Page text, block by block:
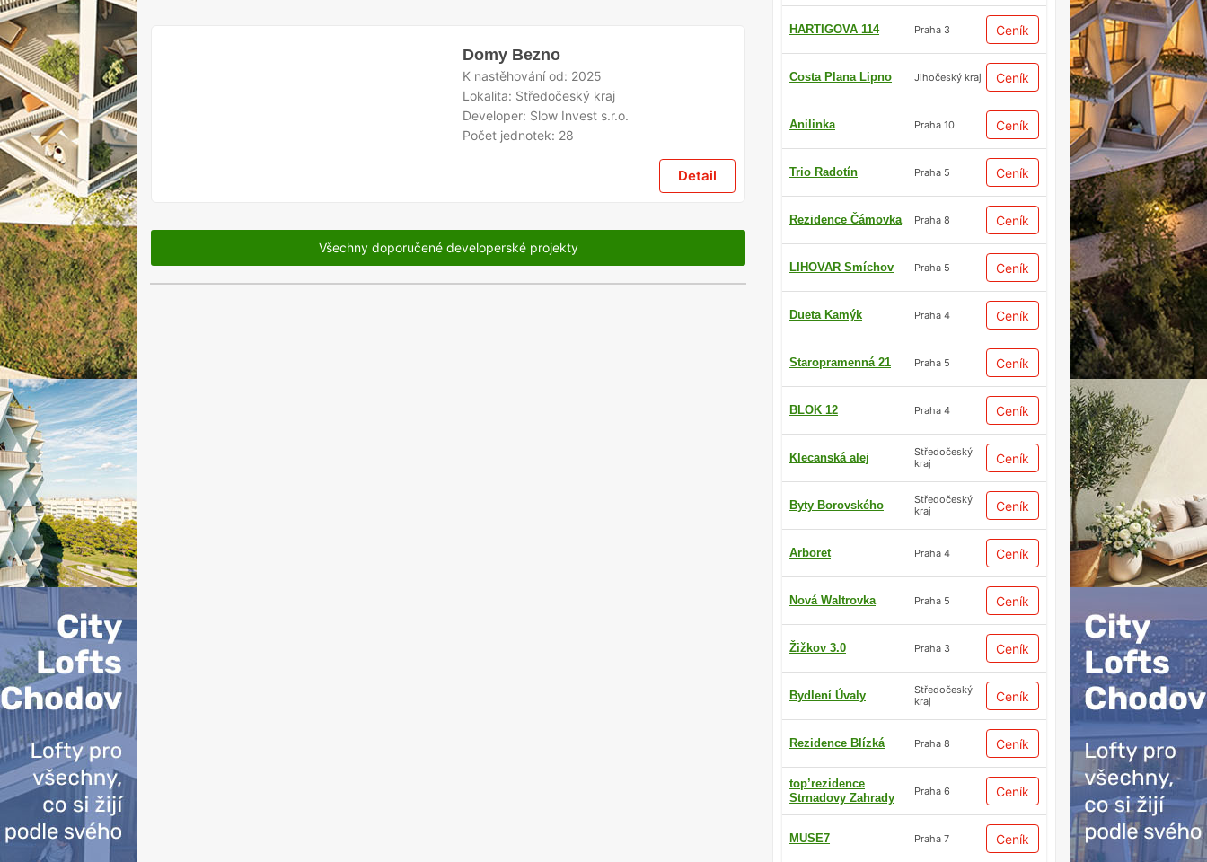
HARTIGOVA 114 Praha 3 Ceník
Costa Plana Lipno Jihočeský kraj Ceník
Anilinka Praha 10 Ceník
Trio Radotín Praha 5 Ceník
Rezidence Čámovka Praha 8 Ceník
LIHOVAR Smíchov Praha 5 Ceník
Dueta Kamýk Praha 4 Ceník
Staropramenná 21 Praha 5 Ceník
BLOK 12 Praha 4 Ceník
Klecanská alej
Středočeský
kraj
Ceník
Byty Borovského
Středočeský
kraj
Ceník
Arboret Praha 4 Ceník
Nová Waltrovka Praha 5 Ceník
Žižkov 3.0 Praha 3 Ceník
Bydlení Úvaly
Středočeský
kraj
Ceník
Rezidence Blízká Praha 8 Ceník
top’rezidence
Strnadovy Zahrady
Praha 6 Ceník
MUSE7 Praha 7 Ceník
Domy Bezno
K nastěhování od: 2025
Lokalita: Středočeský kraj
Developer: Slow Invest s.r.o.
Počet jednotek: 28
Detail
Všechny doporučené developerské projekty